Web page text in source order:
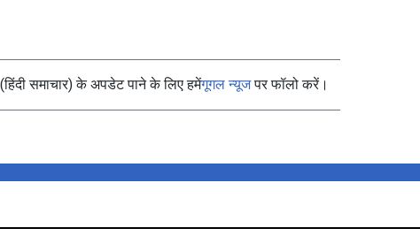
समाचार) के अपडेट पाने के लिए हमेंगूगल न्यूजपर फॉलो करें।